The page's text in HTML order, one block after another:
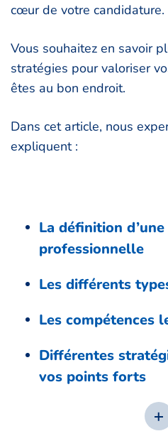
cœur de votre candidature.
Vous souhaitez en savoir
stratégies pour valoriser
êtes au bon endroit.
Dans cet article, nous
expliquent :
La définition
professionnelle
Les différents
Les compétences
Différentes
vos points forts